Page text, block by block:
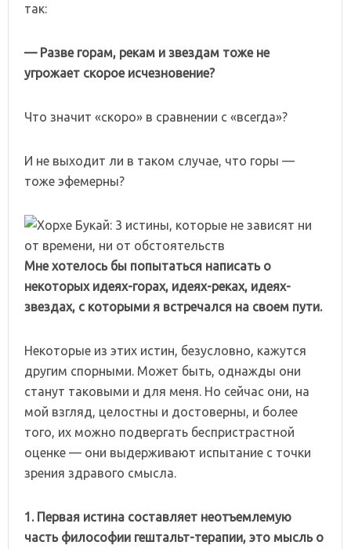
так:
— Разве горам, рекам и звездам тоже не
угрожает скорое исчезновение?
Что значит «скоро» в сравнении с «всегда»?
И не выходит ли в таком случае, что горы —
тоже эфемерны?
Мне хотелось бы попытаться написать о
некоторых идеях-горах, идеях-реках, идеях-
звездах, с которыми я встречался на своем пути.
Некоторые из этих истин, безусловно, кажутся
другим спорными. Может быть, однажды они
станут таковыми и для меня. Но сейчас они, на
мой взгляд, целостны и достоверны, и более
того, их можно подвергать беспристрастной
оценке — они выдерживают испытание с точки
зрения здравого смысла.
1. Первая истина составляет неотъемлемую
часть философии гештальт-терапии, это мысль о